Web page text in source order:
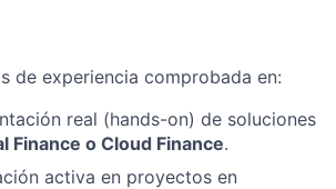
de experiencia comprobada en:
real (hands-on) de soluciones
Finance o Cloud Finance.
activa en proyectos en